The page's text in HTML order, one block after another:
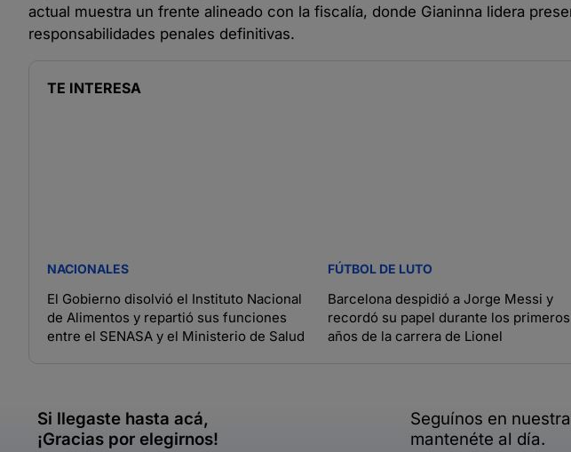
actual muestra un frente alineado con la fiscalía, donde Gianinna lidera
responsabilidades penales definitivas.
TE INTERESA
NACIONALES
El Gobierno disolvió el Instituto Nacional
de Alimentos y repartió sus funciones
entre el SENASA y el Ministerio de Salud
FÚTBOL DE LUTO
Barcelona despidió a Jorge Messi y
recordó su papel durante los primeros
años de la carrera de Lionel
Si llegaste hasta acá,
¡Gracias por elegirnos!
Seguínos en
mantenéte al día.